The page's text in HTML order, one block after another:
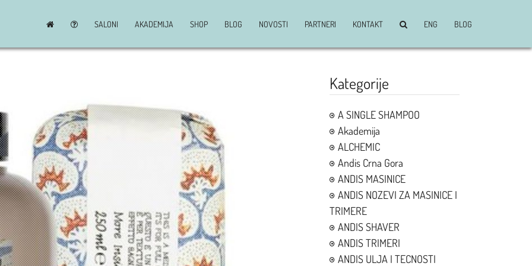
SALONI AKADEMIJA SHOP BLOG NOVOSTI PARTNERI KONTAKT ENG BLOG
Kategorije
A SINGLE SHAMPOO
Akademija
ALCHEMIC
Andis Crna Gora
ANDIS MASINICE
ANDIS NOZEVI ZA MASINICE I
TRIMERE
ANDIS SHAVER
ANDIS TRIMERI
ANDIS ULJA I TECNOSTI